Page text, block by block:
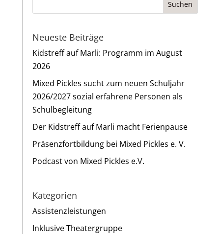
Neueste Beiträge
Kidstreff auf Marli: Programm im August
2026
Mixed Pickles sucht zum neuen Schuljahr
2026/2027 sozial erfahrene Personen als
Schulbegleitung
Der Kidstreff auf Marli macht Ferienpause
Präsenzfortbildung bei Mixed Pickles e. V.
Podcast von Mixed Pickles e.V.
Kategorien
Assistenzleistungen
Inklusive Theatergruppe